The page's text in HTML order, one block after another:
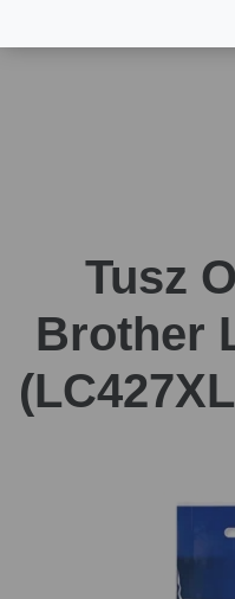
Tusz
Brother